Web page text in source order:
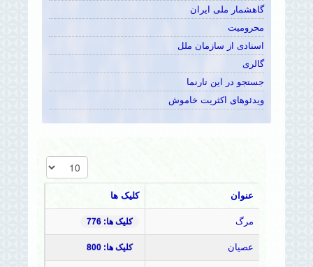
گاهشمار ملی ایران
محرومیت
اسنادی از سازمان ملل
گالری
جستجو در این تارنما
ویدئوهای اکثریت خاموش
نمایش #
عنوان کلیک ها
مرگ کلیک ها: 776
عصیان کلیک ها: 800